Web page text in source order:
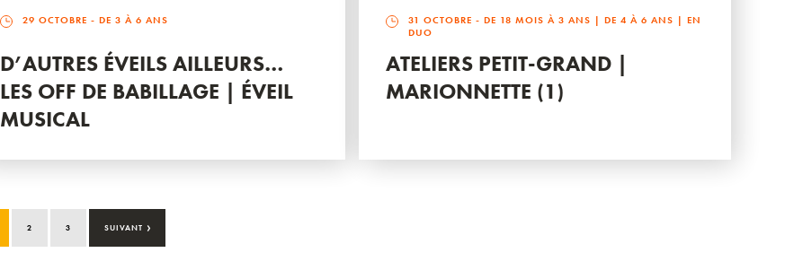
29 OCTOBRE - DE 3 À 6 ANS
D’AUTRES ÉVEILS AILLEURS…
LES OFF DE BABILLAGE | ÉVEIL
MUSICAL
31 OCTOBRE - DE 18 MOIS À 3 ANS | DE 4 À 6 ANS | EN
DUO
ATELIERS PETIT-GRAND |
MARIONNETTE (1)
2 3 SUIVANT ›